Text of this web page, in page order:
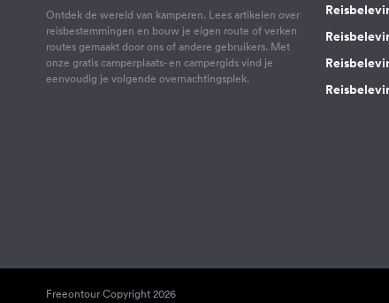
Ontdek de wereld van kamperen. Lees artikelen over
reisbestemmingen en bouw je eigen route of verken
routes gemaakt door ons of andere gebruikers. Met
onze gratis camperplaats- en campergids vind je
eenvoudig je volgende overnachtingsplek.
Freeontour Copyright 2026